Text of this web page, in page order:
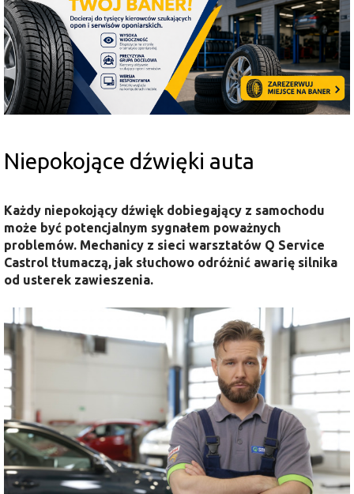
Niepokojące dźwięki auta
Każdy niepokojący dźwięk dobiegający z samochodu
może być potencjalnym sygnałem poważnych
problemów. Mechanicy z sieci warsztatów Q Service
Castrol tłumaczą, jak słuchowo odróżnić awarię silnika
od usterek zawieszenia.